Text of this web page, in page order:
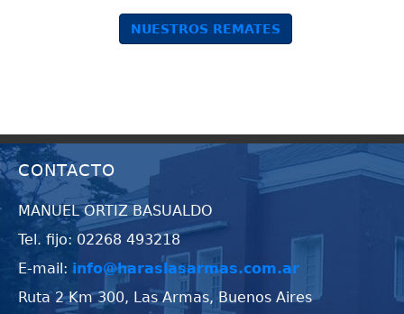
NUESTROS REMATES
CONTACTO
MANUEL ORTIZ BASUALDO
Tel. fijo: 02268 493218
E-mail: info@haraslasarmas.com.ar
Ruta 2 Km 300, Las Armas, Buenos Aires